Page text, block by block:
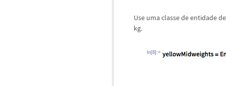
Use uma classe de entidade
kg.
In[8]:=